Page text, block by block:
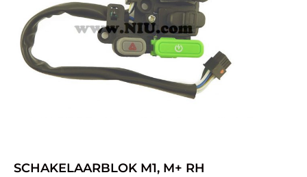
SCHAKELAARBLOK M1, M+ RH